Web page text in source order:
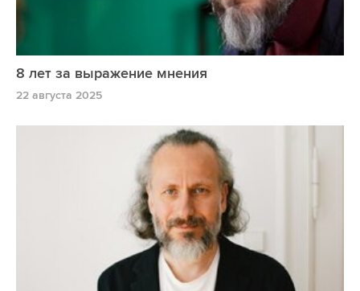
8 лет за выражение мнения
22 августа 2025